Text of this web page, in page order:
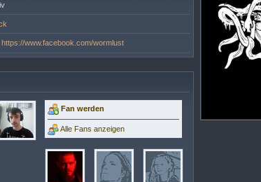
https://www.facebook.com/wormlust
Fan werden
Alle Fans anzeigen